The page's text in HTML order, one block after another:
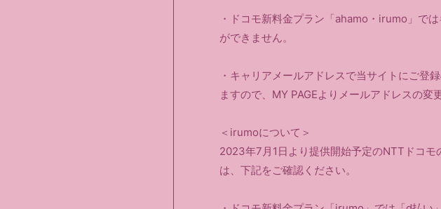
・ドコモ新料金プラン「ahamo・irumo」で
ができません。
・キャリアメールアドレスで当サイトにご登
ますので、MY PAGEよりメールアドレスの変
＜irumoについて＞
2023年7月1日より提供開始予定のNTTドコ
は、下記をご確認ください。